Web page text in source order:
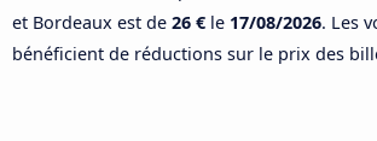
et Bordeaux est de 26 € le 17/08/2026. Les
bénéficient de réductions sur le prix des